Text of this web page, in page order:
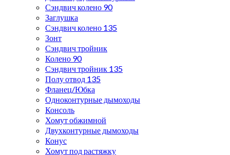
Сэндвич колено 90
Заглушка
Сэндвич колено 135
Зонт
Сэндвич тройник
Колено 90
Сэндвич тройник 135
Полу отвод 135
Фланец/Юбка
Одноконтурные дымоходы
Консоль
Хомут обжимной
Двухконтурные дымоходы
Конус
Хомут под растяжку